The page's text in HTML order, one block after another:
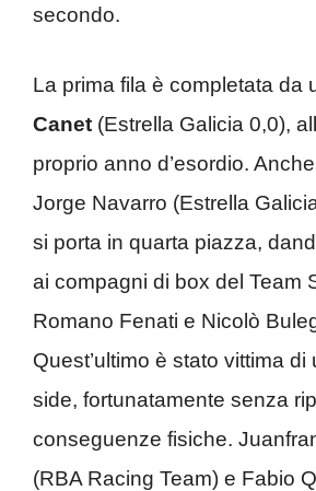
secondo.
La prima fila è completata da
Canet (Estrella Galicia 0,0),
proprio anno d’esordio.
Jorge Navarro (Estrella
si porta in quarta piazza,
ai compagni di box del Team
Romano Fenati e Nicolò
Quest’ultimo è stato vittima di
side, fortunatamente senza
conseguenze fisiche.
(RBA Racing Team) e Fabio